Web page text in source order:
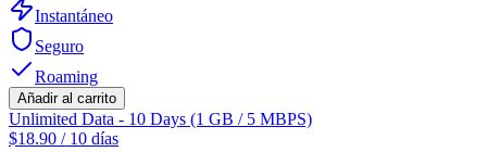
Instantáneo
Seguro
Roaming
Añadir al carrito
Unlimited Data - 10 Days (1 GB / 5 MBPS)
$18.90 / 10 días